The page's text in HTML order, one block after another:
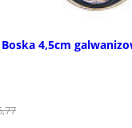
4,5cm